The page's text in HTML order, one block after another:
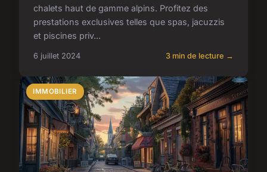
chalets haut de gamme alpins. Profitez des
prestations exclusives telles que spas, jacuzzis
et piscines priv...
6 juillet 2024 3 min de lecture →
IMMOBILIER